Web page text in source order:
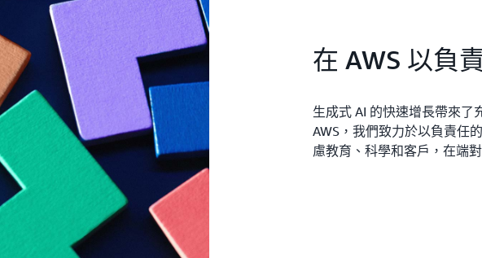
在 AWS 以負
生成式 AI 的快速增長帶來了
AWS，我們致力於以負責任
慮教育、科學和客戶，在端